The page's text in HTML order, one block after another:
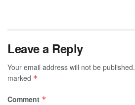
Leave a Reply
Your email address will not be published.
marked *
Comment *